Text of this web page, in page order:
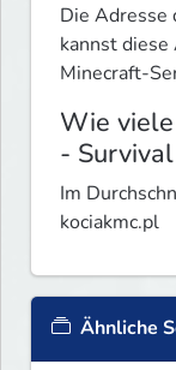
Die Adresse
kannst
Minecraft-
Wie
-
Im
kociakmc.pl
Ähnliche